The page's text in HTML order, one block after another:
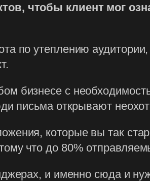
чтобы клиент мог
по утеплению
бизнесе с
письма открывают
которые вы так
что до 80%
и именно сюда и